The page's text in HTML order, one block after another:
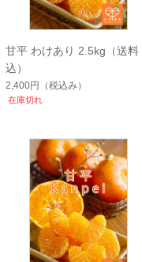
甘平 わけあり 2.5kg（送料
込）
2,400円 （税込み）
在庫切れ